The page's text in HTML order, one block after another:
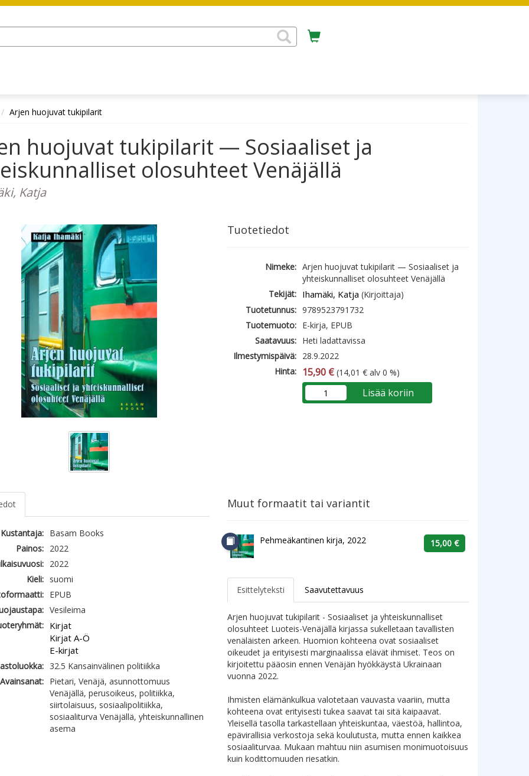
Arjen huojuvat tukipilarit
huojuvat tukipilarit — Sosiaaliset ja
olosuhteet Venäjällä
Katja
Tuotetiedot
Nimeke: Arjen huojuvat tukipilarit — Sosiaaliset ja
yhteiskunnalliset olosuhteet Venäjällä
Tekijät: Ihamäki, Katja (Kirjoittaja)
Tuotetunnus: 9789523791732
Tuotemuoto: E-kirja, EPUB
Saatavuus: Heti ladattavissa
Ilmestymispäivä: 28.9.2022
Hinta:
15,90 € (14,01 € alv 0 %)
Lisää koriin
Kustantaja:
Basam Books
Painos:
2022
2022
Kieli:
suomi
EPUB
Vesileima
Kirjat
Kirjat A-Ö
E-kirjat
32.5 Kansainvälinen politiikka
Avainsanat:
Pietari, Venäjä, asunnottomuus
Venäjällä, perusoikeus, politiikka,
siirtolaisuus, sosiaalipolitiikka,
sosiaaliturva Venäjällä, yhteiskunnallinen
asema
Muut formaatit tai variantit
Pehmeäkantinen kirja, 2022 15,00 €
Esittelyteksti Saavutettavuus
Arjen huojuvat tukipilarit - Sosiaaliset ja yhteiskunnalliset
olosuhteet Luoteis-Venäjällä kirjassa sukelletaan tavallisten
venäläisten arkeen. Huomion kohteena ovat sosiaaliset
oikeudet ja erityisesti marginaalissa elävät ihmiset. Teos on
kirjoitettu pääosin ennen Venäjän hyökkäystä Ukrainaan
vuonna 2022.
Ihmisten elämänkulkua valotetaan vauvasta vaariin, mutta
kohteena ovat erityisesti tukea saavat tai sitä kaipaavat.
Yleisellä tasolla tarkastellaan yhteiskuntaa, väestöä, hallintoa,
epävirallisia verkostoja sekä koulutusta, mutta ennen kaikkea
sosiaaliturvaa. Mukaan mahtuu niin asumisen monimuotoisuus
kuin kodittomuuden riesatkin.